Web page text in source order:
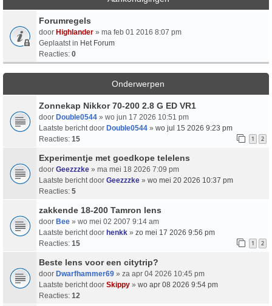
Forumregels
door Highlander » ma feb 01 2016 8:07 pm
Geplaatst in Het Forum
Reacties: 0
Onderwerpen
Zonnekap Nikkor 70-200 2.8 G ED VR1
door Double0544 » wo jun 17 2026 10:51 pm
Laatste bericht door Double0544 » wo jul 15 2026 9:23 pm
Reacties: 15 1 2
Experimentje met goedkope telelens
door Geezzzke » ma mei 18 2026 7:09 pm
Laatste bericht door Geezzzke » wo mei 20 2026 10:37 pm
Reacties: 5
zakkende 18-200 Tamron lens
door Bee » wo mei 02 2007 9:14 am
Laatste bericht door henkk » zo mei 17 2026 9:56 pm
Reacties: 15 1 2
Beste lens voor een citytrip?
door Dwarfhammer69 » za apr 04 2026 10:45 pm
Laatste bericht door Skippy » wo apr 08 2026 9:54 pm
Reacties: 12